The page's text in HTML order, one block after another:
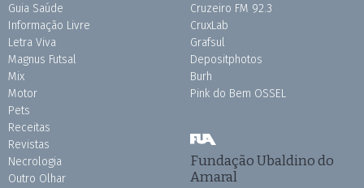
Guia Saúde
Informação Livre
Letra Viva
Magnus Futsal
Mix
Motor
Pets
Receitas
Revistas
Necrologia
Outro Olhar
Cruzeiro FM 92.3
CruxLab
Grafsul
Depositphotos
Burh
Pink do Bem OSSEL
Fundação Ubaldino do
Amaral